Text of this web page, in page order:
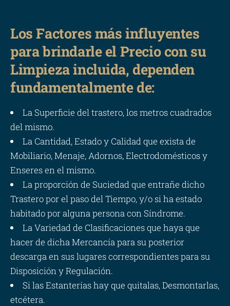
Los Factores más influyentes
para brindarle el Precio con su
Limpieza incluida, dependen
fundamentalmente de:
La Superficie del trastero, los metros cuadrados
del mismo.
La Cantidad, Estado y Calidad que exista de
Mobiliario, Menaje, Adornos, Electrodomésticos y
Enseres en el mismo.
La proporción de Suciedad que entrañe dicho
Trastero por el paso del Tiempo, y/o si ha estado
habitado por alguna persona con Síndrome.
La Variedad de Clasificaciones que haya que
hacer de dicha Mercancía para su posterior
descarga en sus lugares correspondientes para su
Disposición y Regulación.
Si las Estanterías hay que quitalas, Desmontarlas,
etcétera.